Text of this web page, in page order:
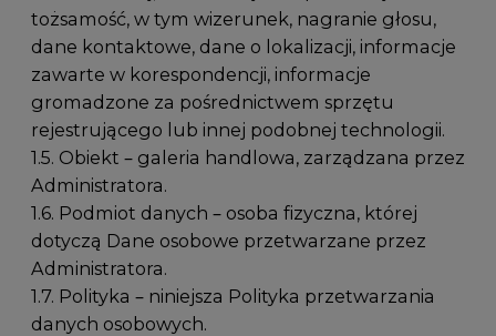
tożsamość, w tym wizerunek, nagranie głosu,
dane kontaktowe, dane o lokalizacji, informacje
zawarte w korespondencji, informacje
gromadzone za pośrednictwem sprzętu
rejestrującego lub innej podobnej technologii.
1.5. Obiekt – galeria handlowa, zarządzana przez
Administratora.
1.6. Podmiot danych – osoba fizyczna, której
dotyczą Dane osobowe przetwarzane przez
Administratora.
1.7. Polityka – niniejsza Polityka przetwarzania
danych osobowych.